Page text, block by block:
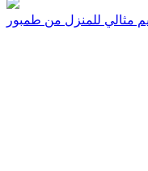
مثالي للمنزل من طمبور